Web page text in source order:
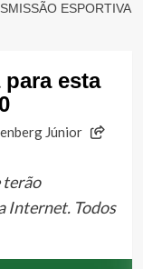
ESPORTIVA
esta
Júnior
terão
Internet. Todos